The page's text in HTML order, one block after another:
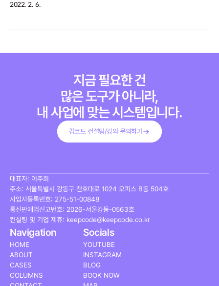
2022. 2. 6.
지금 필요한 건
많은 도구가 아니라,
내 사업에 맞는 시스템입니다.
킵코드 컨설팅/강의 문의하기
대표자: 이주희
주소: 서울특별시 강동구 천호대로 1024 오피스 B동 504호
사업자등록번호: 275-51-00848
통신판매업신고번호: 2026-서울강동-0563호
컨설팅 및 기업 제휴: keepcode@keepcode.co.kr
Navigation
HOME
ABOUT
CASES
COLUMNS
Socials
YOUTUBE
INSTAGRAM
BLOG
BOOK NOW